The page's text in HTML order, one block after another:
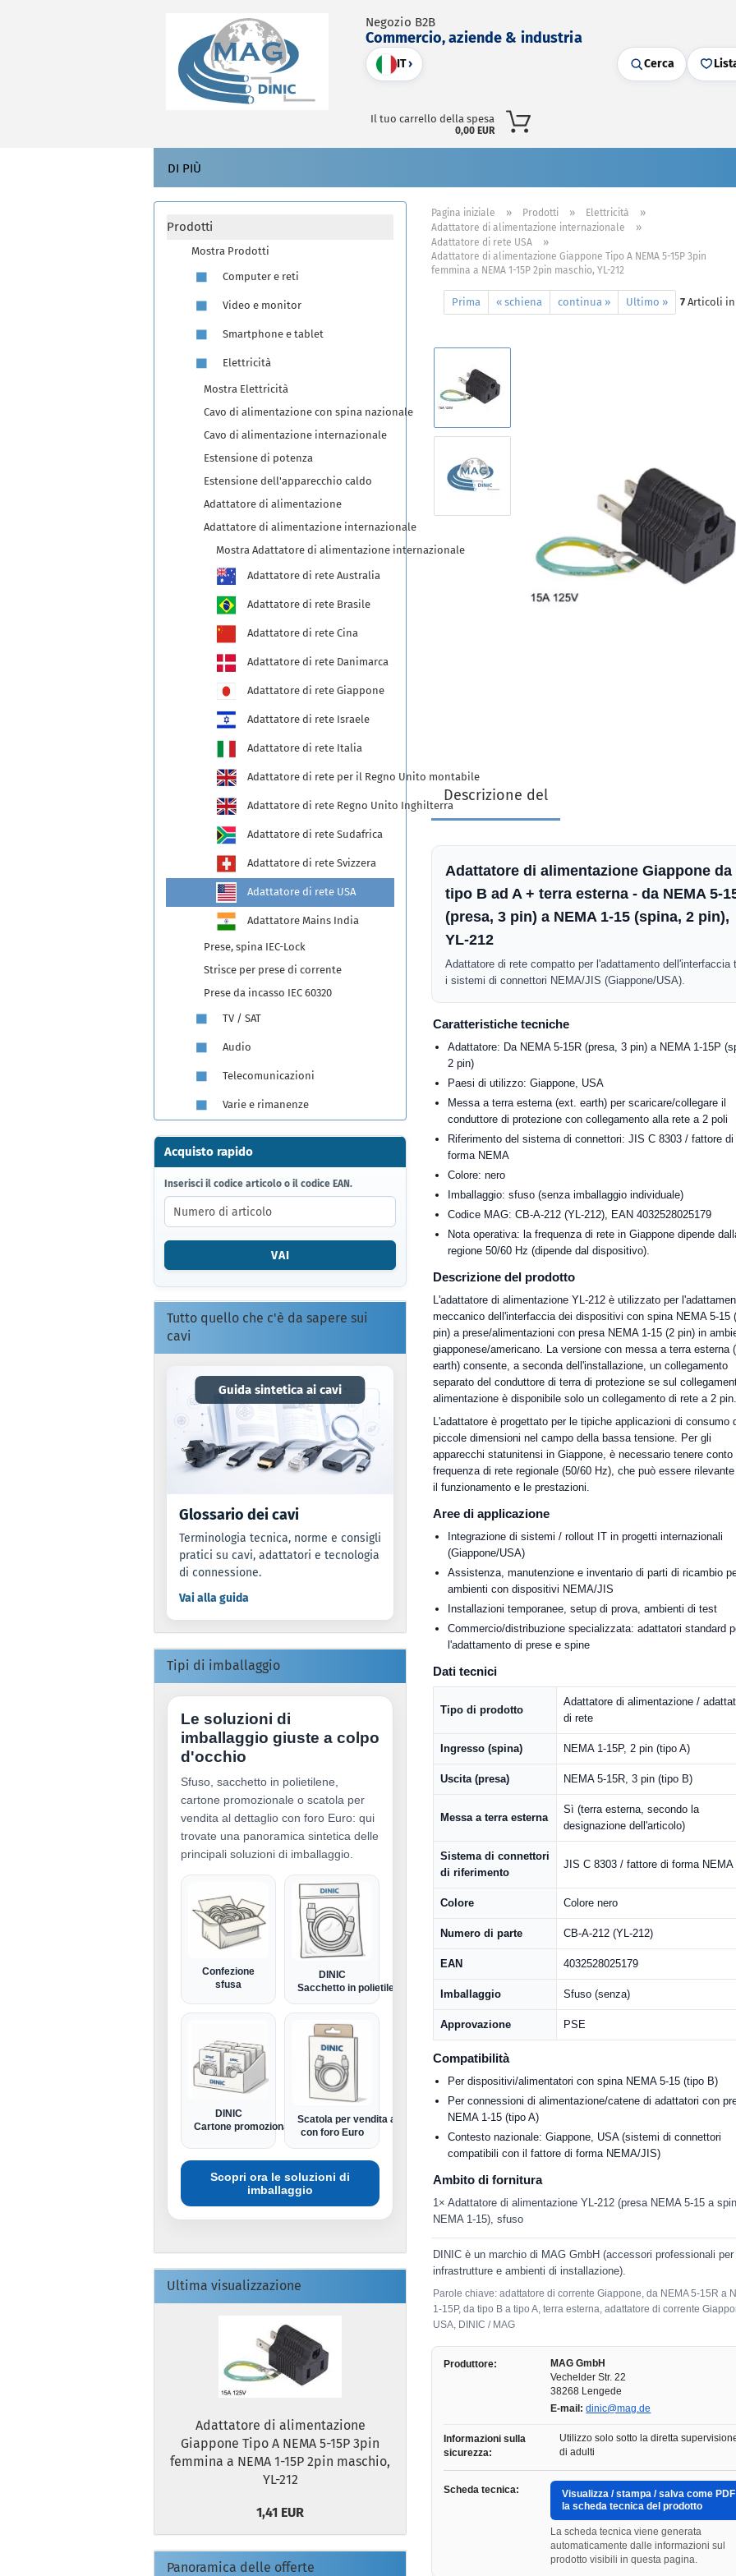
Negozio B2B
Commercio, aziende & industria
IT› Cerca
Il tuo carrello della spesa
0,00 EUR
DI PIÙ
Pagina iniziale » Prodotti » Elettricità »
Adattatore di alimentazione internazionale »
Adattatore di rete USA »
Adattatore di alimentazione Giappone Tipo A NEMA 5-15P 3pin
femmina a NEMA 1-15P 2pin maschio, YL-212
Prima « schiena continua » Ultimo » 7 Articoli
Descrizione del
Adattatore di alimentazione Giappone da
tipo B ad A + terra esterna - da NEMA 5-
(presa, 3 pin) a NEMA 1-15 (spina, 2 pin),
YL-212
Adattatore di rete compatto per l'adattamento dell'interfaccia
i sistemi di connettori NEMA/JIS (Giappone/USA).
Caratteristiche tecniche
Adattatore: Da NEMA 5-15R (presa, 3 pin) a NEMA 1-15P
2 pin)
Paesi di utilizzo: Giappone, USA
Messa a terra esterna (ext. earth) per scaricare/collegare il
conduttore di protezione con collegamento alla rete a 2 poli
Riferimento del sistema di connettori: JIS C 8303 / fattore di
forma NEMA
Colore: nero
Imballaggio: sfuso (senza imballaggio individuale)
Codice MAG: CB-A-212 (YL-212), EAN 4032528025179
Nota operativa: la frequenza di rete in Giappone dipende
regione 50/60 Hz (dipende dal dispositivo).
Descrizione del prodotto
L'adattatore di alimentazione YL-212 è utilizzato per
meccanico dell'interfaccia dei dispositivi con spina NEMA 5-15
pin) a prese/alimentazioni con presa NEMA 1-15 (2 pin) in
giapponese/americano. La versione con messa a terra esterna
earth) consente, a seconda dell'installazione, un collegamento
separato del conduttore di terra di protezione se sul
alimentazione è disponibile solo un collegamento di rete a 2 pin.
L'adattatore è progettato per le tipiche applicazioni di consumo
piccole dimensioni nel campo della bassa tensione. Per gli
apparecchi statunitensi in Giappone, è necessario tenere conto
frequenza di rete regionale (50/60 Hz), che può essere
il funzionamento e le prestazioni.
Aree di applicazione
Integrazione di sistemi / rollout IT in progetti internazionali
(Giappone/USA)
Assistenza, manutenzione e inventario di parti di ricambio
ambienti con dispositivi NEMA/JIS
Installazioni temporanee, setup di prova, ambienti di test
Commercio/distribuzione specializzata: adattatori standard
l'adattamento di prese e spine
Dati tecnici
Tipo di prodotto
Adattatore di alimentazione /
di rete
Ingresso (spina) NEMA 1-15P, 2 pin (tipo A)
Uscita (presa) NEMA 5-15R, 3 pin (tipo B)
Messa a terra esterna
Sì (terra esterna, secondo la
designazione dell'articolo)
Sistema di connettori
di riferimento
JIS C 8303 / fattore di forma NEMA
Colore Colore nero
Numero di parte CB-A-212 (YL-212)
EAN 4032528025179
Imballaggio Sfuso (senza)
Approvazione PSE
Compatibilità
Per dispositivi/alimentatori con spina NEMA 5-15 (tipo B)
Per connessioni di alimentazione/catene di adattatori con
NEMA 1-15 (tipo A)
Contesto nazionale: Giappone, USA (sistemi di connettori
compatibili con il fattore di forma NEMA/JIS)
Ambito di fornitura
1× Adattatore di alimentazione YL-212 (presa NEMA 5-15 a
NEMA 1-15), sfuso
DINIC è un marchio di MAG GmbH (accessori professionali per
infrastrutture e ambienti di installazione).
Parole chiave: adattatore di corrente Giappone, da NEMA 5-15R a
1-15P, da tipo B a tipo A, terra esterna, adattatore di corrente
USA, DINIC / MAG
Produttore:
MAG GmbH
Vechelder Str. 22
38268 Lengede
E-mail: dinic@mag.de
Informazioni sulla
sicurezza:
Utilizzo solo sotto la diretta
di adulti
Scheda tecnica:
Visualizza / stampa / salva come PDF
la scheda tecnica del prodotto
La scheda tecnica viene generata
automaticamente dalle informazioni sul
prodotto visibili in questa pagina.
Prodotti
Mostra Prodotti
Computer e reti
Video e monitor
Smartphone e tablet
Elettricità
Mostra Elettricità
Cavo di alimentazione con spina nazionale
Cavo di alimentazione internazionale
Estensione di potenza
Estensione dell'apparecchio caldo
Adattatore di alimentazione
Adattatore di alimentazione internazionale
Mostra Adattatore di alimentazione internazionale
Adattatore di rete Australia
Adattatore di rete Brasile
Adattatore di rete Cina
Adattatore di rete Danimarca
Adattatore di rete Giappone
Adattatore di rete Israele
Adattatore di rete Italia
Adattatore di rete per il Regno Unito montabile
Adattatore di rete Regno Unito Inghilterra
Adattatore di rete Sudafrica
Adattatore di rete Svizzera
Adattatore di rete USA
Adattatore Mains India
Prese, spina IEC-Lock
Strisce per prese di corrente
Prese da incasso IEC 60320
TV / SAT
Audio
Telecomunicazioni
Varie e rimanenze
Acquisto rapido
INSERISCI
IL
CODICE
ARTICOLO
O
CODICE
EAN.
Inserisci il codice articolo o il codice EAN.
VAI
Tutto quello che c'è da sapere sui
cavi
Guida sintetica ai cavi
Glossario dei cavi
Terminologia tecnica, norme e consigli
pratici su cavi, adattatori e tecnologia
di connessione.
Vai alla guida
Tipi di imballaggio
Le soluzioni di
imballaggio giuste a colpo
d'occhio
Sfuso, sacchetto in polietilene,
cartone promozionale o scatola per
vendita al dettaglio con foro Euro: qui
trovate una panoramica sintetica delle
principali soluzioni di imballaggio.
Confezione
sfusa
DINIC
Sacchetto in polietilene
DINIC
Cartone promozionale
Scatola per vendita al dettaglio
con foro Euro
Scopri ora le soluzioni di
imballaggio
Ultima visualizzazione
Adattatore di alimentazione
Giappone Tipo A NEMA 5-15P 3pin
femmina a NEMA 1-15P 2pin maschio,
YL-212
1,41 EUR
Panoramica delle offerte